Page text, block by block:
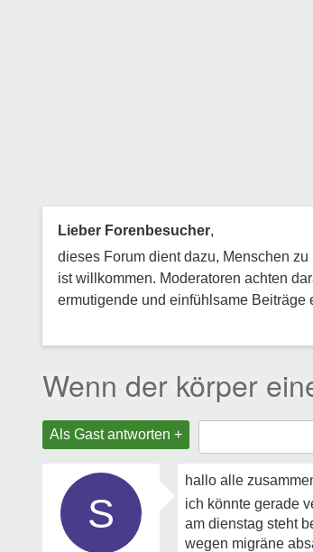
Lieber Forenbesucher,
dieses Forum dient dazu, Menschen
ist willkommen. Moderatoren achten
ermutigende und einfühlsame
Wenn der körper
Als Gast antworten +
S
hallo alle
ich könnte gerade
am dienstag steht
wegen migräne